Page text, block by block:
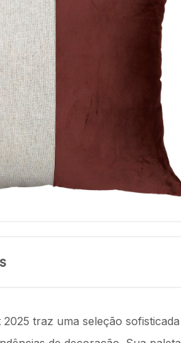
traz uma seleção